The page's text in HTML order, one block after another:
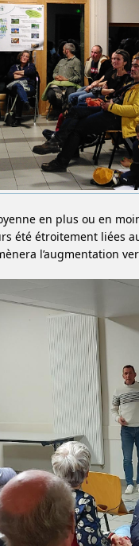
en plus ou en
été étroitement liées
l’augmentation